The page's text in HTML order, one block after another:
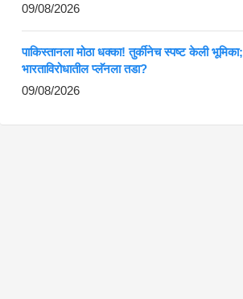
09/08/2026
पाकिस्तानला मोठा धक्का! तुर्कीनेच स्पष्ट केली भूमिका;
भारताविरोधातील प्लॅनला तडा?
09/08/2026